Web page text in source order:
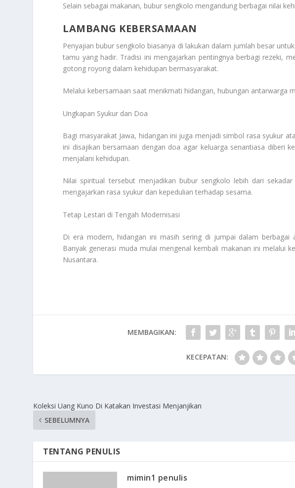
Selain sebagai makanan, bubur sengkolo mengandung berbagai nilai
LAMBANG KEBERSAMAAN
Penyajian bubur sengkolo biasanya di lakukan dalam jumlah besar
tamu yang hadir. Tradisi ini mengajarkan pentingnya berbagi rezeki,
gotong royong dalam kehidupan bermasyarakat.
Melalui kebersamaan saat menikmati hidangan, hubungan antarwarga
Ungkapan Syukur dan Doa
Bagi masyarakat Jawa, hidangan ini juga menjadi simbol rasa syukur
ini disajikan bersamaan dengan doa agar keluarga senantiasa diberi
menjalani kehidupan.
Nilai spiritual tersebut menjadikan bubur sengkolo lebih dari
mengajarkan rasa syukur dan kepedulian terhadap sesama.
Tetap Lestari di Tengah Modernisasi
Di era modern, hidangan ini masih sering di jumpai dalam berbagai
Banyak generasi muda mulai mengenal kembali makanan ini melalui
Nusantara.
MEMBAGIKAN:
KECEPATAN:
Koleksi Uang Kuno Di Katakan Investasi Menjanjikan
SEBELUMNYA
TENTANG PENULIS
mimin1 penulis